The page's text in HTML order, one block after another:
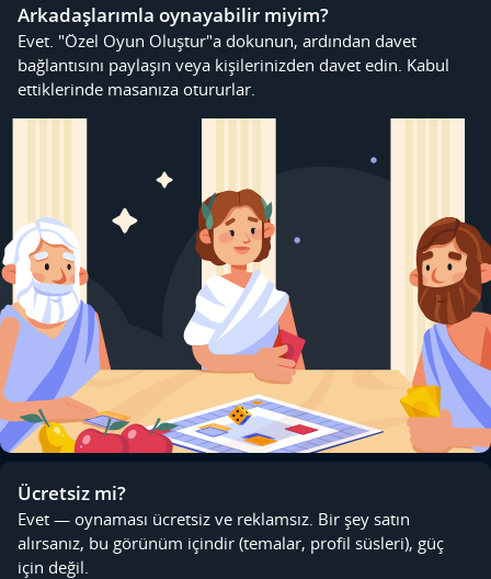
Arkadaşlarımla oynayabilir miyim?
Evet. "Özel Oyun Oluştur"a dokunun, ardından davet
bağlantısını paylaşın veya kişilerinizden davet edin. Kabul
ettiklerinde masanıza otururlar.
Ücretsiz mi?
Evet — oynaması ücretsiz ve reklamsız. Bir şey satın
alırsanız, bu görünüm içindir (temalar, profil süsleri), güç
için değil.